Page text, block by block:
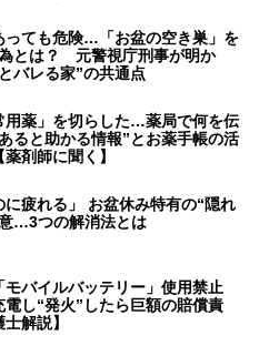
っても危険…「お盆の空き巣」を
とは？ 元警視庁刑事が明か
バレる家”の共通点
用薬」を切らした…薬局で何を伝
ると助かる情報”とお薬手帳の活
剤師に聞く】
に疲れる」 お盆休み特有の“隠れ
…3つの解消法とは
モバイルバッテリー」使用禁止
電し“発火”したら巨額の賠償責
解説】